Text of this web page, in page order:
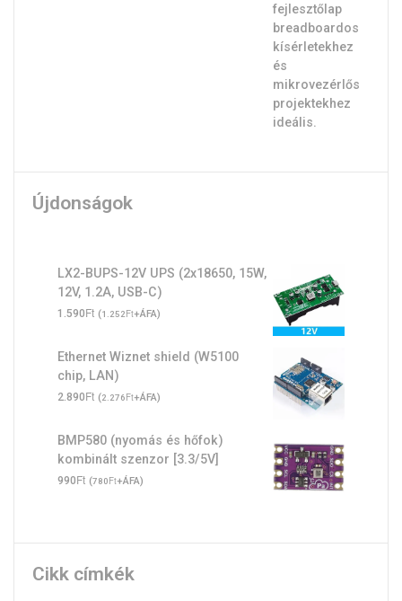
Újdonságok
LX2-BUPS-12V UPS (2x18650, 15W,
12V, 1.2A, USB-C)
1.590Ft (1.252Ft+ÁFA)
Ethernet Wiznet shield (W5100
chip, LAN)
2.890Ft (2.276Ft+ÁFA)
BMP580 (nyomás és hőfok)
kombinált szenzor [3.3/5V]
990Ft (780Ft+ÁFA)
Cikk címkék